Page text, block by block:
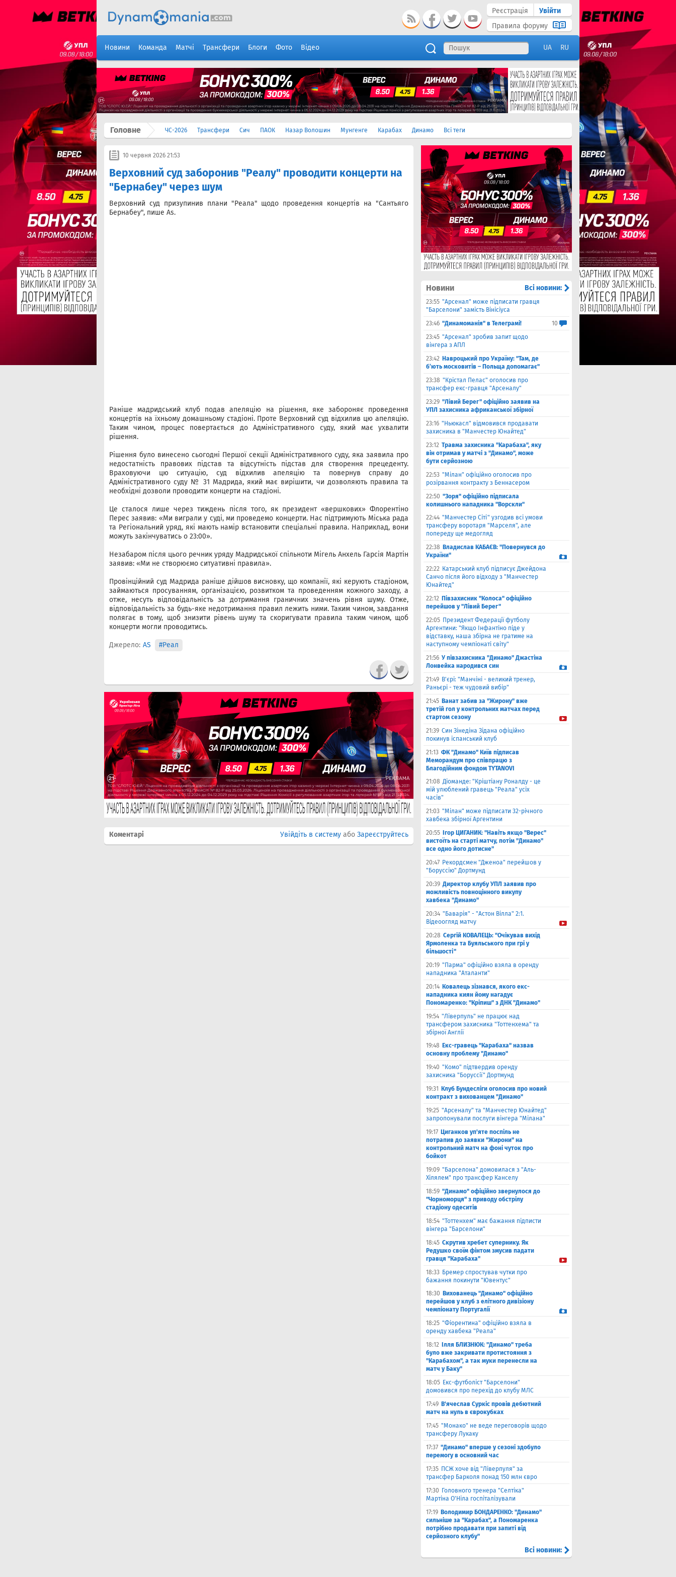
Реєстрація
Увійти
Правила форуму
Новини Команда Матчі Трансфери Блоги Фото Відео UA RU
Головне ЧС-2026 Трансфери Сич ПАОК Назар Волошин Мунгенге Карабах Динамо Всі теги
10 червня 2026 21:53
Верховний суд заборонив "Реалу" проводити концерти на
"Бернабеу" через шум
Верховний суд призупинив плани "Реала" щодо проведення концертів на "Сантьяго
Бернабеу", пише As.
Раніше мадридський клуб подав апеляцію на рішення, яке забороняє проведення
концертів на їхньому домашньому стадіоні. Проте Верховний суд відхилив цю апеляцію.
Таким чином, процес повертається до Адміністративного суду, який має ухвалити
рішення.
Рішення було винесено сьогодні Першої секції Адміністративного суду, яка заявила про
недостатність правових підстав та відсутність підстав для створення прецеденту.
Враховуючи цю ситуацію, суд відхилив апеляцію та повернув справу до
Адміністративного суду № 31 Мадрида, який має вирішити, чи дозволяють правила та
необхідні дозволи проводити концерти на стадіоні.
Це сталося лише через тиждень після того, як президент «вершкових» Флорентіно
Перес заявив: «Ми виграли у суді, ми проведемо концерти. Нас підтримують Міська рада
та Регіональний уряд, які мають намір встановити спеціальні правила. Наприклад, вони
можуть закінчуватись о 23:00».
Незабаром після цього речник уряду Мадридської спільноти Мігель Анхель Гарсія Мартін
заявив: «Ми не створюємо ситуативні правила».
Провінційний суд Мадрида раніше дійшов висновку, що компанії, які керують стадіоном,
займаються просуванням, організацією, розвитком та проведенням кожного заходу, а
отже, несуть відповідальність за дотримання граничних значень рівня шуму. Отже,
відповідальність за будь-яке недотримання правил лежить ними. Таким чином, завдання
полягає в тому, щоб знизити рівень шуму та скоригувати правила таким чином, щоб
концерти могли проводитись.
Джерело: AS #Реал
Коментарі Увійдіть в систему або Зареєструйтесь
Новини Всі новини:
23:55 "Арсенал" може підписати гравця
"Барселони" замість Вінісіуса
23:46 "Динамоманія" в Телеграмі!
10
23:45 "Арсенал" зробив запит щодо
вінгера з АПЛ
23:42 Навроцький про Україну: "Там, де
б’ють московитів – Польща допомагає"
23:38 "Крістал Пелас" оголосив про
трансфер екс-гравця "Арсеналу"
23:29 "Лівий Берег" офіційно заявив на
УПЛ захисника африканської збірної
23:16 "Ньюкасл" відмовився продавати
захисника в "Манчестер Юнайтед"
23:12 Травма захисника "Карабаха", яку
він отримав у матчі з "Динамо", може
бути серйозною
22:53 "Мілан" офіційно оголосив про
розірвання контракту з Беннасером
22:50 "Зоря" офіційно підписала
колишнього нападника "Ворскли"
22:44 "Манчестер Сіті" узгодив всі умови
трансферу воротаря "Марселя", але
попереду ще медогляд
22:38 Владислав КАБАЄВ: "Повернувся до
України"
22:22 Катарський клуб підписує Джейдона
Санчо після його відходу з "Манчестер
Юнайтед"
22:12 Півзахисник "Колоса" офіційно
перейшов у "Лівий Берег"
22:05 Президент Федерації футболу
Аргентини: "Якщо Інфантіно піде у
відставку, наша збірна не гратиме на
наступному чемпіонаті світу"
21:56 У півзахисника "Динамо" Джастіна
Лонвейка народився син
21:49 В'єрі: "Манчіні - великий тренер,
Раньєрі - теж чудовий вибір"
21:45 Ванат забив за "Жирону" вже
третій гол у контрольних матчах перед
стартом сезону
21:39 Син Зінедіна Зідана офіційно
покинув іспанський клуб
21:13 ФК "Динамо" Київ підписав
Меморандум про співпрацю з
Благодійним фондом TYTANOVI
21:08 Діоманде: "Кріштіану Роналду - це
мій улюблений гравець "Реала" усіх
часів"
21:03 "Мілан" може підписати 32-річного
хавбека збірної Аргентини
20:55
Ігор ЦИГАНИК: "Навіть якщо "Верес"
вистоїть на старті матчу, потім "Динамо"
все одно його дотисне"
20:47 Рекордсмен "Дженоа" перейшов у
"Боруссію" Дортмунд
20:39 Директор клубу УПЛ заявив про
можливість повноцінного викупу
хавбека "Динамо"
20:34 "Баварія" - "Астон Вілла" 2:1.
Відеоогляд матчу
20:28 Сергій КОВАЛЕЦЬ: "Очікував вихід
Ярмоленка та Буяльського при грі у
більшості"
20:19 "Парма" офіційно взяла в оренду
нападника "Аталанти"
20:14 Ковалець зізнався, якого екс-
нападника киян йому нагадує
Пономаренко: "Кріпиш" з ДНК "Динамо"
19:54 "Ліверпуль" не працює над
трансфером захисника "Тоттенхема" та
збірної Англії
19:48 Екс-гравець "Карабаха" назвав
основну проблему "Динамо"
19:40 "Комо" підтвердив оренду
захисника "Боруссії" Дортмунд
19:31
Клуб Бундесліги оголосив про новий
контракт з вихованцем "Динамо"
19:25 "Арсеналу" та "Манчестер Юнайтед"
запропонували послуги вінгера "Мілана"
19:17 Циганков уп'яте поспіль не
потрапив до заявки "Жирони" на
контрольний матч на фоні чуток про
бойкот
19:09 "Барселона" домовилася з "Аль-
Хілялем" про трансфер Канселу
18:59 "Динамо" офіційно звернулося до
"Чорноморця" з приводу обстрілу
стадіону одеситів
18:54 "Тоттенхем" має бажання підписти
вінгера "Барселони"
18:45 Скрутив хребет супернику. Як
Редушко своїм фінтом змусив падати
гравця "Карабаха"
18:33 Бремер спростував чутки про
бажання покинути "Ювентус"
18:30 Вихованець "Динамо" офіційно
перейшов у клуб з елітного дивізіону
чемпіонату Португалії
18:25 "Фіорентина" офіційно взяла в
оренду хавбека "Реала"
18:12
Ілля БЛИЗНЮК: "Динамо" треба
було вже закривати протистояння з
"Карабахом", а так муки перенесли на
матч у Баку"
18:05 Екс-футболіст "Барселони"
домовився про перехід до клубу МЛС
17:49 В'ячеслав Суркіс провів дебютний
матч на нуль в єврокубках
17:45 "Монако" не веде переговорів щодо
трансферу Лукаку
17:37 "Динамо" вперше у сезоні здобуло
перемогу в основний час
17:35 ПСЖ хоче від "Ліверпуля" за
трансфер Барколя понад 150 млн євро
17:30 Головного тренера "Селтіка"
Мартіна О'Ніла госпіталізували
17:19 Володимир БОНДАРЕНКО: "Динамо"
сильніше за "Карабах", а Пономаренка
потрібно продавати при запиті від
серйозного клубу"
Всі новини: